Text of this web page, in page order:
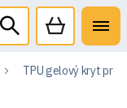
TPU gelový kryt pro